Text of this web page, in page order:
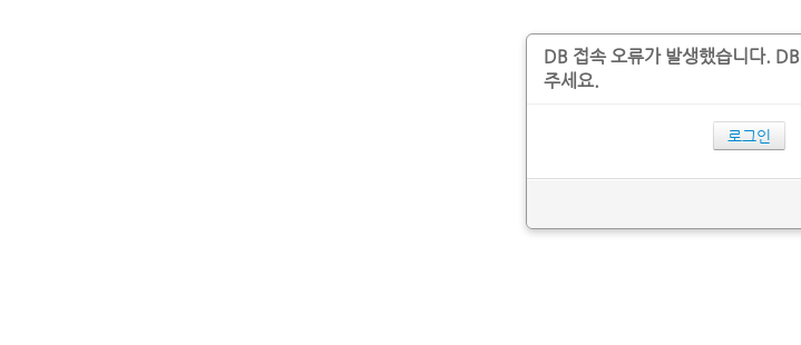
DB 접속 오류가 발생했습니다.
주세요.
로그인